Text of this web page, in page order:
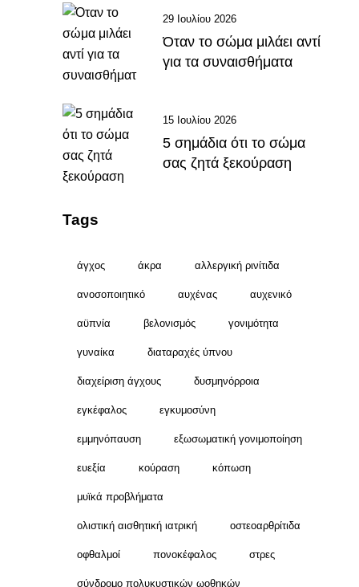
29 Ιουλίου 2026
Όταν το σώμα μιλάει αντί
για τα συναισθήματα
15 Ιουλίου 2026
5 σημάδια ότι το σώμα
σας ζητά ξεκούραση
Tags
άγχος άκρα αλλεργική ρινίτιδα
ανοσοποιητικό αυχένας αυχενικό
αϋπνία βελονισμός γονιμότητα
γυναίκα διαταραχές ύπνου
διαχείριση άγχους δυσμηνόρροια
εγκέφαλος εγκυμοσύνη
εμμηνόπαυση εξωσωματική γονιμοποίηση
ευεξία κούραση κόπωση
μυϊκά προβλήματα
ολιστική αισθητική ιατρική οστεοαρθρίτιδα
οφθαλμοί πονοκέφαλος στρες
σύνδρομο πολυκυστικών ωοθηκών